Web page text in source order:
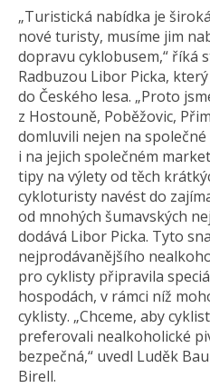
„Turistická nabídka je
nové turisty, musíme jim
dopravu cyklobusem,“ říká
Radbuzou Libor Picka,
do Českého lesa. „Proto
z Hostouně, Poběžovic,
domluvili nejen na
i na jejich společném
tipy na výlety od těch
cykloturisty navést do
od mnohých šumavských
dodává Libor Picka. Tyto
nejprodávanějšího
pro cyklisty připravila
hospodách, v rámci níž
cyklisty. „Chceme, aby
preferovali nealkoholické
bezpečná,“ uvedl Luděk
Birell.